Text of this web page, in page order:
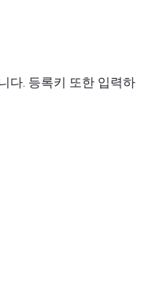
다. 등록키 또한 입력하